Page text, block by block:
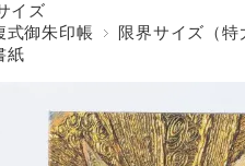
イズ
式御朱印帳
限界サイズ（特
紙